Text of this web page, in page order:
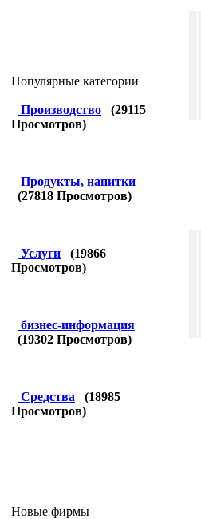
Популярные категории
Производство (29115
Просмотров)
Продукты, напитки
(27818 Просмотров)
Услуги (19866
Просмотров)
бизнес-информация
(19302 Просмотров)
Средства (18985
Просмотров)
Новые фирмы